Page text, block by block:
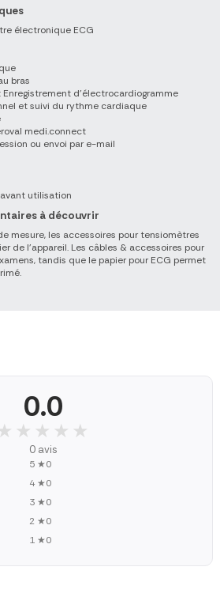
électronique ECG
bras
: Enregistrement d'électrocardiogramme
et suivi du rythme cardiaque
medi.connect
ou envoi par e-mail
utilisation
à découvrir
mesure, les accessoires pour tensiomètres
de l’appareil. Les câbles & accessoires pour
tandis que le papier pour ECG permet
0.0
★★★★★
★★★★★
0 avis
5 ★0
4 ★0
3 ★0
2 ★0
1 ★0